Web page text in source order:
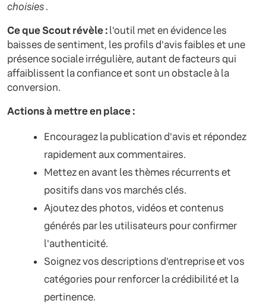
choisies.
Ce que Scout révèle :l'outil met en évidence les
baisses de sentiment, les profils d'avis faibles et une
présence sociale irrégulière, autant de facteurs qui
affaiblissent la confiance et sont un obstacle à la
conversion.
Actions à mettre en place :
Encouragez la publication d'avis et répondez
rapidement aux commentaires.
Mettez en avant les thèmes récurrents et
positifs dans vos marchés clés.
Ajoutez des photos, vidéos et contenus
générés par les utilisateurs pour confirmer
l'authenticité.
Soignez vos descriptions d'entreprise et vos
catégories pour renforcer la crédibilité et la
pertinence.